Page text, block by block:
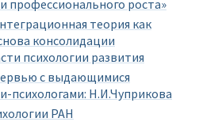
профессионального роста»
теория как
консолидации
психологии развития
с выдающимися
психологами: Н.И.Чуприкова
РАН